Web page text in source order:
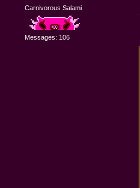
Carnivorous Salami
Messages: 106